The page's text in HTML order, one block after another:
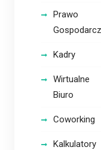
Prawo
Kadry
Wirtualne
Biuro
Coworking
Kalkulatory